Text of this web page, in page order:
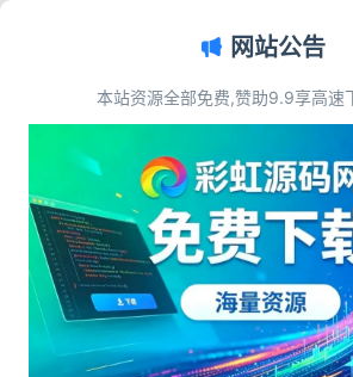
文章目录
源码简介
源码展示
源码下载
网站公告
本站资源全部免费,赞助9.9享高速